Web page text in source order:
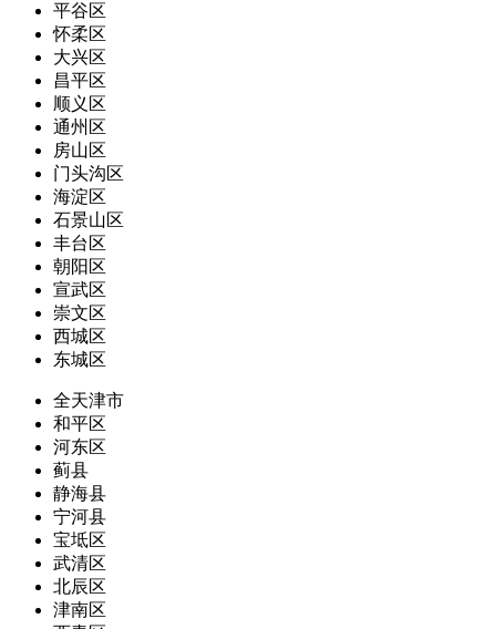
平谷区
怀柔区
大兴区
昌平区
顺义区
通州区
房山区
门头沟区
海淀区
石景山区
丰台区
朝阳区
宣武区
崇文区
西城区
东城区
全天津市
和平区
河东区
蓟县
静海县
宁河县
宝坻区
武清区
北辰区
津南区